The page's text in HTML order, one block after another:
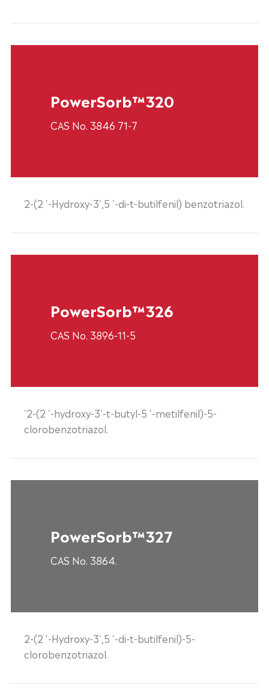
PowerSorb™320
CAS No. 3846 71-7
2-(2 '-Hydroxy-3',5 '-di-t-butilfenil) benzotriazol.
PowerSorb™326
CAS No. 3896-11-5
'2-(2 '-hydroxy-3'-t-butyl-5 '-metilfenil)-5-
clorobenzotriazol.
PowerSorb™327
CAS No. 3864.
2-(2 '-Hydroxy-3',5 '-di-t-butilfenil)-5-
clorobenzotriazol.